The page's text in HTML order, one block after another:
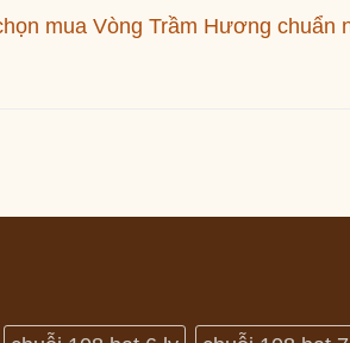
mua Vòng Trầm Hương chuẩn